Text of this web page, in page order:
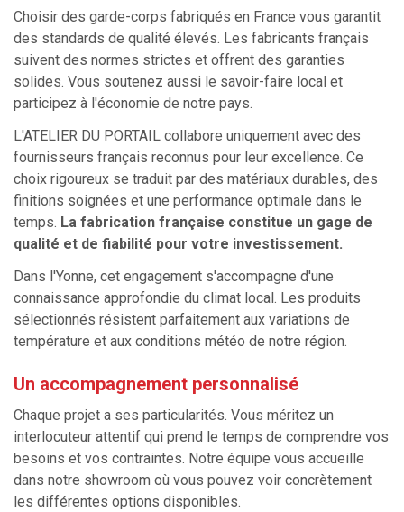
Choisir des garde-corps fabriqués en France vous garantit
des standards de qualité élevés. Les fabricants français
suivent des normes strictes et offrent des garanties
solides. Vous soutenez aussi le savoir-faire local et
participez à l'économie de notre pays.
L'ATELIER DU PORTAIL collabore uniquement avec des
fournisseurs français reconnus pour leur excellence. Ce
choix rigoureux se traduit par des matériaux durables, des
finitions soignées et une performance optimale dans le
temps. La fabrication française constitue un gage de
qualité et de fiabilité pour votre investissement.
Dans l'Yonne, cet engagement s'accompagne d'une
connaissance approfondie du climat local. Les produits
sélectionnés résistent parfaitement aux variations de
température et aux conditions météo de notre région.
Un accompagnement personnalisé
Chaque projet a ses particularités. Vous méritez un
interlocuteur attentif qui prend le temps de comprendre vos
besoins et vos contraintes. Notre équipe vous accueille
dans notre showroom où vous pouvez voir concrètement
les différentes options disponibles.